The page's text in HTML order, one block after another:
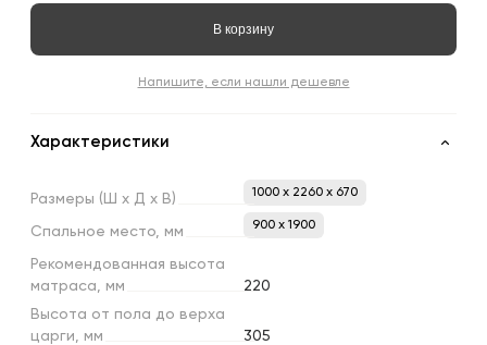
В корзину
Напишите, если нашли дешевле
Характеристики
Размеры (Ш х Д х В) 1000 x 2260 x 670
Спальное место, мм 900 х 1900
Рекомендованная высота
матраса, мм
220
Высота от пола до верха
царги, мм
305